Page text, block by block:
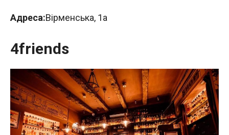
Адреса:Вірменська, 1а
4friends